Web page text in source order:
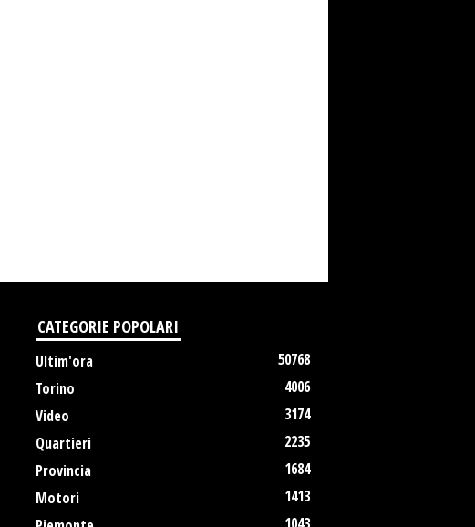
CATEGORIE POPOLARI
Ultim'ora
50768
Torino
4006
Video
3174
Quartieri
2235
Provincia
1684
Motori
1413